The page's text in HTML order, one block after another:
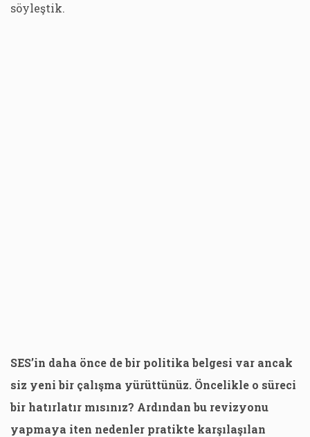
söyleştik.
SES’in daha önce de bir politika belgesi var ancak
siz yeni bir çalışma yürüttünüz. Öncelikle o süreci
bir hatırlatır mısınız? Ardından bu revizyonu
yapmaya iten nedenler pratikte karşılaşılan